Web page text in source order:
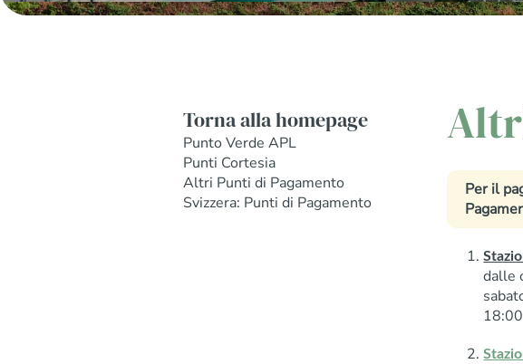
Torna alla homepage
Punto Verde APL
Punti Cortesia
Altri Punti di Pagamento
Svizzera: Punti di Pagamento
Per il
dalle